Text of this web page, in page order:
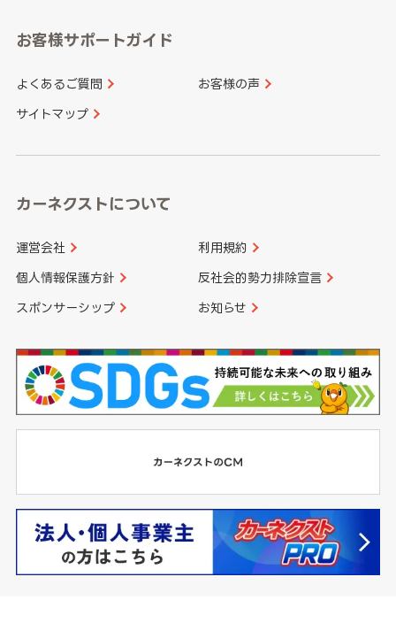
愛知県
和歌山県
山口県
香川県 愛媛県
長崎県
大分県 宮崎県
お客様サポートガイド
よくあるご質問 お客様の声
サイトマップ
カーネクストについて
運営会社 利用規約
個人情報保護方針 反社会的勢力排除宣言
スポンサーシップ お知らせ